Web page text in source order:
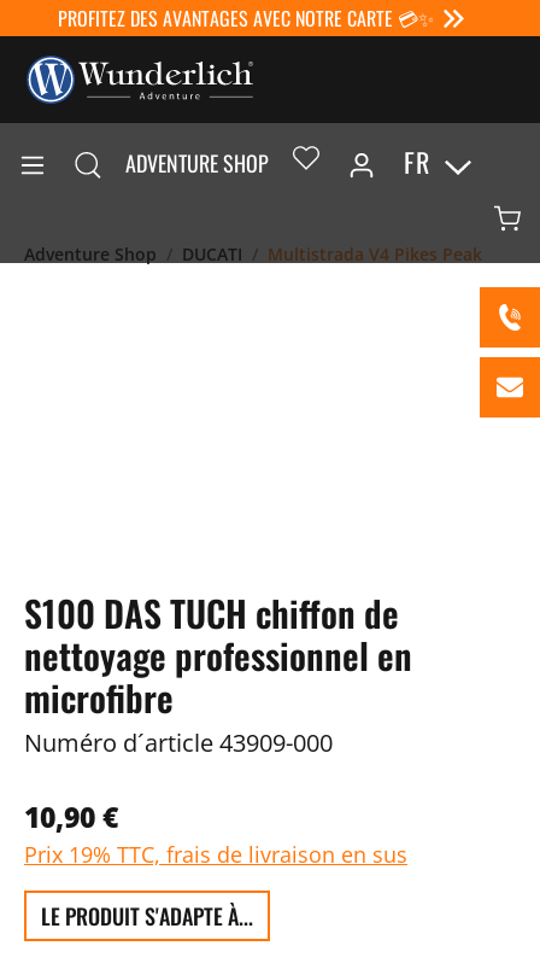
PROFITEZ DES AVANTAGES AVEC NOTRE CARTE 💳✨
ADVENTURE SHOP FR
Adventure Shop DUCATI Multistrada V4 Pikes Peak
S100 DAS TUCH chiffon de
nettoyage professionnel en
microfibre
Numéro d´article43909-000
10,90 €
Prix 19% TTC, frais de livraison en sus
LE PRODUIT S'ADAPTE À...